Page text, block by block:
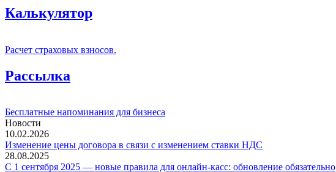
Калькулятор
Расчет страховых взносов.
Рассылка
Бесплатные напоминания для бизнеса
Новости
10.02.2026
Изменение цены договора в связи с изменением ставки НДС
28.08.2025
С 1 сентября 2025 — новые правила для онлайн-касс: обновление обязательно